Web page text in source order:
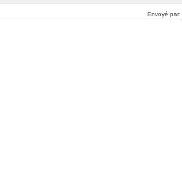
Envoyé par: